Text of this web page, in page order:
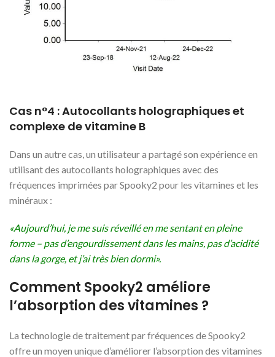
Cas n°4 : Autocollants holographiques et
complexe de vitamine B
Dans un autre cas, un utilisateur a partagé son expérience en
utilisant des autocollants holographiques avec des
fréquences imprimées par Spooky2 pour les vitamines et les
minéraux :
«Aujourd’hui, je me suis réveillé en me sentant en pleine
forme – pas d’engourdissement dans les mains, pas d’acidité
dans la gorge, et j’ai très bien dormi».
Comment Spooky2 améliore
l’absorption des vitamines ?
La technologie de traitement par fréquences de Spooky2
offre un moyen unique d’améliorer l’absorption des vitamines